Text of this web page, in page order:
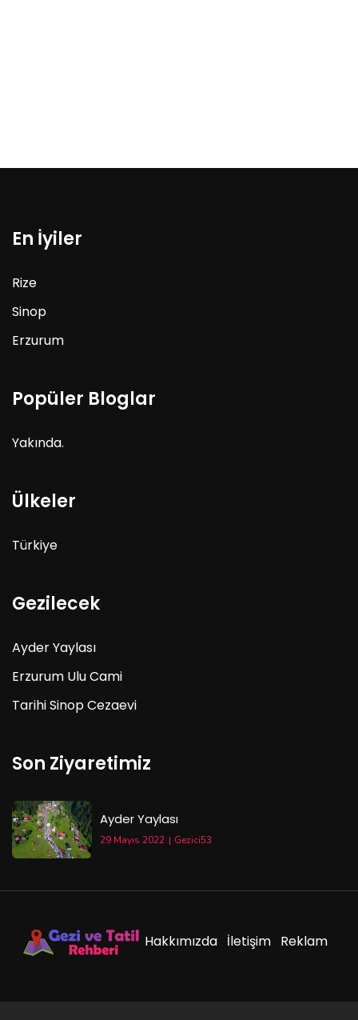
En İyiler
Rize
Sinop
Erzurum
Popüler Bloglar
Yakında.
Ülkeler
Türkiye
Gezilecek
Ayder Yaylası
Erzurum Ulu Cami
Tarihi Sinop Cezaevi
Son Ziyaretimiz
Ayder Yaylası
29 Mayıs 2022 Gezici53
Hakkımızda İletişim Reklam